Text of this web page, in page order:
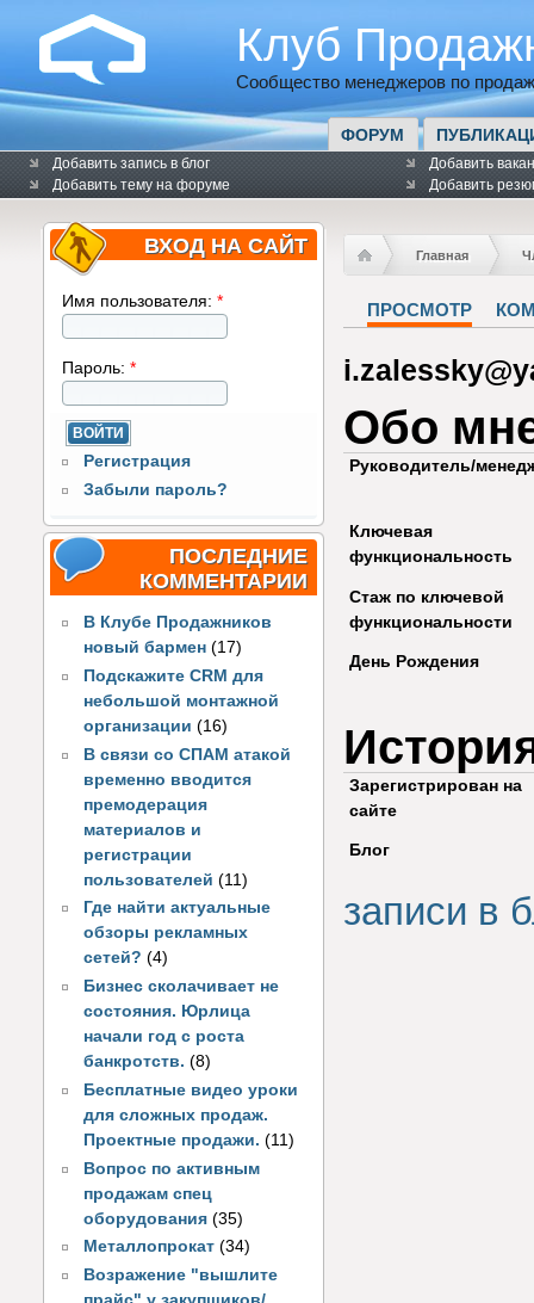
Клуб
Сообщество менеджеров по
ФОРУМ
Добавить запись в блог
Добавить тему на форуме
Добавить
Добавить
ВХОД НА САЙТ
Имя пользователя: *
Пароль: *
Регистрация
Забыли пароль?
ПОСЛЕДНИЕ
КОММЕНТАРИИ
В Клубе Продажников
новый бармен (17)
Подскажите CRM для
небольшой монтажной
организации (16)
В связи со СПАМ атакой
временно вводится
премодерация
материалов и
регистрации
пользователей(11)
Где найти актуальные
обзоры рекламных
сетей? (4)
Бизнес сколачивает не
состояния. Юрлица
начали год с роста
банкротств. (8)
Бесплатные видео уроки
для сложных продаж.
Проектные продажи. (11)
Вопрос по активным
продажам спец
оборудования (35)
Металлопрокат (34)
Возражение "вышлите
Главная
ПРОСМОТР
Обо
Руководитель/
Ключевая
функциональность
Стаж по ключевой
функциональности
День Рождения
Зарегистрирован на
сайте
Блог
записи в